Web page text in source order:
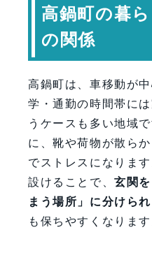
高鍋町の暮
の関係
高鍋町は、車移動が
学・通勤の時間帯に
うケースも多い地域
に、靴や荷物が散ら
でストレスになりま
設けることで、玄関
まう場所」に分けられ
も保ちやすくなります